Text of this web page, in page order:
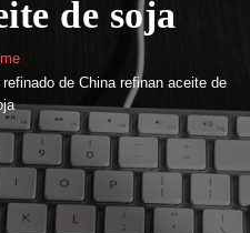
de soja
de China refinan aceite de